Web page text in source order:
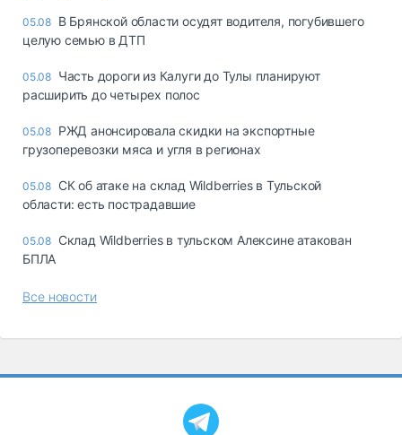
05.08 В Брянской области осудят водителя, погубившего
целую семью в ДТП
05.08 Часть дороги из Калуги до Тулы планируют
расширить до четырех полос
05.08 РЖД анонсировала скидки на экспортные
грузоперевозки мяса и угля в регионах
05.08 СК об атаке на склад Wildberries в Тульской
области: есть пострадавшие
05.08 Склад Wildberries в тульском Алексине атакован
БПЛА
Все новости